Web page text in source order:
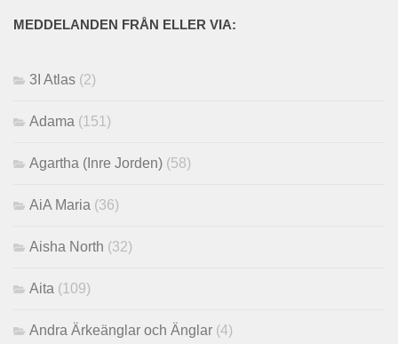
MEDDELANDEN FRÅN ELLER VIA:
3I Atlas (2)
Adama (151)
Agartha (Inre Jorden) (58)
AiA Maria (36)
Aisha North (32)
Aita (109)
Andra Ärkeänglar och Änglar (4)